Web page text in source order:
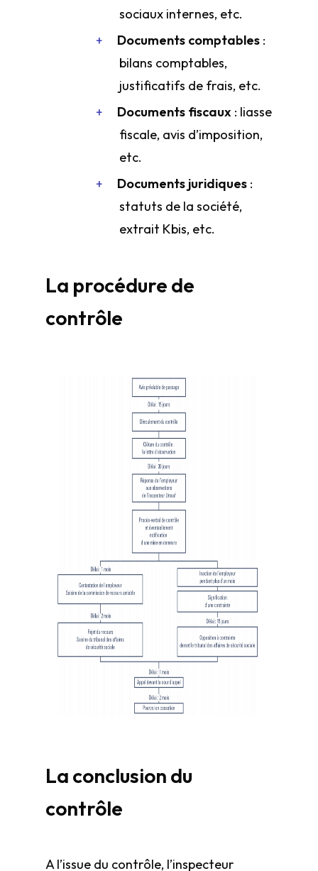
sociaux internes, etc.
Documents comptables :
bilans comptables,
justificatifs de frais, etc.
Documents fiscaux : liasse
fiscale, avis d’imposition,
etc.
Documents juridiques :
statuts de la société,
extrait Kbis, etc.
La procédure de
contrôle
La conclusion du
contrôle
A l’issue du contrôle, l’inspecteur